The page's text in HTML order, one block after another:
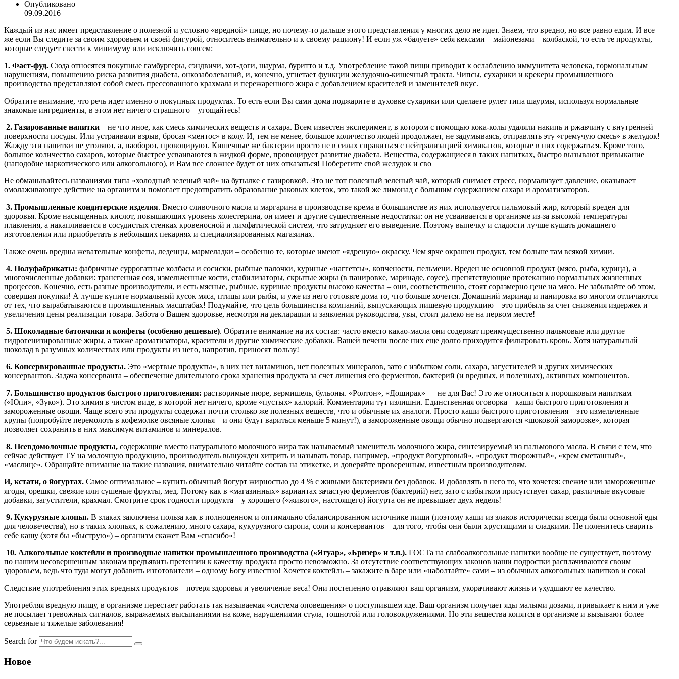
Опубликовано
09.09.2016
Каждый из нас имеет представление о полезной и условно «вредной» пище, но почему-то дальше этого представления у многих дело не идет. Знаем, что вредно, но все равно едим. И все
же если Вы следите за своим здоровьем и своей фигурой, относитесь внимательно и к своему рациону! И если уж «балуете» себя кексами – майонезами – колбаской, то есть те продукты,
которые следует свести к минимуму или исключить совсем:
1. Фаст-фуд. Сюда относятся покупные гамбургеры, сэндвичи, хот-доги, шаурма, буритто и т.д. Употребление такой пищи приводит к ослаблению иммунитета человека, гормональным
нарушениям, повышению риска развития диабета, онкозаболеваний, и, конечно, угнетает функции желудочно-кишечный тракта. Чипсы, сухарики и крекеры промышленного
производства представляют собой смесь прессованного крахмала и пережаренного жира с добавлением красителей и заменителей вкус.
Обратите внимание, что речь идет именно о покупных продуктах. То есть если Вы сами дома поджарите в духовке сухарики или сделаете рулет типа шаурмы, используя нормальные
знакомые ингредиенты, в этом нет ничего страшного – угощайтесь!
2. Газированные напитки – не что иное, как смесь химических веществ и сахара. Всем известен эксперимент, в котором с помощью кока-колы удаляли накипь и ржавчину с внутренней
поверхности посуды. Или устраивали взрыв, бросая «ментос» в колу. И, тем не менее, большое количество людей продолжает, не задумываясь, отправлять эту «гремучую смесь» в желудок!
Жажду эти напитки не утоляют, а, наоборот, провоцируют. Кишечные же бактерии просто не в силах справиться с нейтрализацией химикатов, которые в них содержаться. Кроме того,
большое количество сахаров, которые быстрее усваиваются в жидкой форме, провоцирует развитие диабета. Вещества, содержащиеся в таких напитках, быстро вызывают привыкание
(наподобие наркотического или алкогольного), и Вам все сложнее будет от них отказаться! Поберегите свой желудок и сво
Не обманывайтесь названиями типа «холодный зеленый чай» на бутылке с газировкой. Это не тот полезный зеленый чай, который снимает стресс, нормализует давление, оказывает
омолаживающее действие на организм и помогает предотвратить образование раковых клеток, это такой же лимонад с большим содержанием сахара и ароматизаторов.
3. Промышленные кондитерские изделия. Вместо сливочного масла и маргарина в производстве крема в большинстве из них используется пальмовый жир, который вреден для
здоровья. Кроме насыщенных кислот, повышающих уровень холестерина, он имеет и другие существенные недостатки: он не усваивается в организме из-за высокой температуры
плавления, а накапливается в сосудистых стенках кровеносной и лимфатической систем, что затрудняет его выведение. Поэтому выпечку и сладости лучше кушать домашнего
изготовления или приобретать в небольших пекарнях и специализированных магазинах.
Также очень вредны жевательные конфеты, леденцы, мармеладки – особенно те, которые имеют «ядреную» окраску. Чем ярче окрашен продукт, тем больше там всякой химии.
4. Полуфабрикаты: фабричные суррогатные колбасы и сосиски, рыбные палочки, куриные «наггетсы», копчености, пельмени. Вреден не основной продукт (мясо, рыба, курица), а
многочисленные добавки: трансгенная соя, измельченные кости, стабилизаторы, скрытые жиры (в панировке, маринаде, соусе), препятствующие протеканию нормальных жизненных
процессов. Конечно, есть разные производители, и есть мясные, рыбные, куриные продукты высоко качества – они, соответственно, стоят соразмерно цене на мясо. Не забывайте об этом,
совершая покупки! А лучше купите нормальный кусок мяса, птицы или рыбы, и уже из него готовьте дома то, что больше хочется. Домашний маринад и панировка во многом отличаются
от тех, что вырабатываются в промышленных масштабах! Подумайте, что цель большинства компаний, выпускающих пищевую продукцию – это прибыль за счет снижения издержек и
увеличения цены реализации товара. Забота о Вашем здоровье, несмотря на декларации и заявления руководства, увы, стоит далеко не на первом месте!
5. Шоколадные батончики и конфеты (особенно дешевые). Обратите внимание на их состав: часто вместо какао-масла они содержат преимущественно пальмовые или другие
гидрогенизированные жиры, а также ароматизаторы, красители и другие химические добавки. Вашей печени после них еще долго приходится фильтровать кровь. Хотя натуральный
шоколад в разумных количествах или продукты из него, напротив, приносят пользу!
6. Консервированные продукты. Это «мертвые продукты», в них нет витаминов, нет полезных минералов, зато с избытком соли, сахара, загустителей и других химических
консервантов. Задача консерванта – обеспечение длительного срока хранения продукта за счет лишения его ферментов, бактерий (и вредных, и полезных), активных компонентов.
7. Большинство продуктов быстрого приготовления: растворимые пюре, вермишель, бульоны. «Ролтон», «Доширак» — не для Вас! Это же относиться к порошковым напиткам
(«Юпи», «Зуко»). Это химия в чистом виде, в которой нет ничего, кроме «пустых» калорий. Комментарии тут излишни. Единственная оговорка – каши быстрого приготовления и
замороженные овощи. Чаще всего эти продукты содержат почти столько же полезных веществ, что и обычные их аналоги. Просто каши быстрого приготовления – это измельченные
крупы (попробуйте перемолоть в кофемолке овсяные хлопья – и они будут вариться меньше 5 минут!), а замороженные овощи обычно подвергаются «шоковой заморозке», которая
позволяет сохранить в них максимум витаминов и минералов.
8. Псевдомолочные продукты, содержащие вместо натурального молочного жира так называемый заменитель молочного жира, синтезируемый из пальмового масла. В связи с тем, что
сейчас действует ТУ на молочную продукцию, производитель вынужден хитрить и называть товар, например, «продукт йогуртовый», «продукт творожный», «крем сметанный»,
«маслице». Обращайте внимание на такие названия, внимательно читайте состав на этикетке, и доверяйте проверенным, известным производителям.
И, кстати, о йогуртах. Самое оптимальное – купить обычный йогурт жирностью до 4 % с живыми бактериями без добавок. И добавлять в него то, что хочется: свежие или замороженные
ягоды, орешки, свежие или сушеные фрукты, мед. Потому как в «магазинных» вариантах зачастую ферментов (бактерий) нет, зато с избытком присутствует сахар, различные вкусовые
добавки, загустители, крахмал. Смотрите срок годности продукта – у хорошего («живого», настоящего) йогурта он не превышает двух недель!
9. Кукурузные хлопья. В злаках заключена польза как в полноценном и оптимально сбалансированном источнике пищи (поэтому каши из злаков исторически всегда были основной еды
для человечества), но в таких хлопьях, к сожалению, много сахара, кукурузного сиропа, соли и консервантов – для того, чтобы они были хрустящими и сладкими. Не поленитесь сварить
себе кашу (хотя бы «быструю») – организм скажет Вам «спасибо»!
10. Алкогольные коктейли и производные напитки промышленного производства («Ягуар», «Бризер» и т.п.). ГОСТа на слабоалкогольные напитки вообще не существует, поэтому
по нашим несовершенным законам предъявить претензии к качеству продукта просто невозможно. За отсутствие соответствующих законов наши подростки расплачиваются своим
здоровьем, ведь что туда могут добавить изготовители – одному Богу известно! Хочется коктейль – закажите в баре или «наболтайте» сами – из обычных алкогольных напитков и сока!
Следствие употребления этих вредных продуктов – потеря здоровья и увеличение веса! Они постепенно отравляют ваш организм, укорачивают жизнь и ухудшают ее качество.
Употребляя вредную пищу, в организме перестает работать так называемая «система оповещения» о поступившем яде. Ваш организм получает яды малыми дозами, привыкает к ним и уже
не посылает тревожных сигналов, выражаемых высыпаниями на коже, нарушениями стула, тошнотой или головокружениями. Но эти вещества копятся в организме и вызывают более
серьезные и тяжелые заболевания!
Search for
Новое